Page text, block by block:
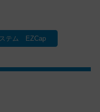
ステム EZCap